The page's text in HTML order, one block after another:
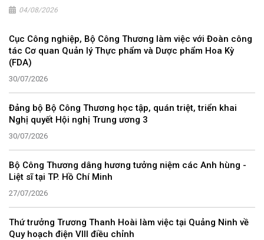
04/08/2026
Cục Công nghiệp, Bộ Công Thương làm việc với Đoàn công
tác Cơ quan Quản lý Thực phẩm và Dược phẩm Hoa Kỳ
(FDA)
30/07/2026
Đảng bộ Bộ Công Thương học tập, quán triệt, triển khai
Nghị quyết Hội nghị Trung ương 3
30/07/2026
Bộ Công Thương dâng hương tưởng niệm các Anh hùng -
Liệt sĩ tại TP. Hồ Chí Minh
27/07/2026
Thứ trưởng Trương Thanh Hoài làm việc tại Quảng Ninh về
Quy hoạch điện VIII điều chỉnh